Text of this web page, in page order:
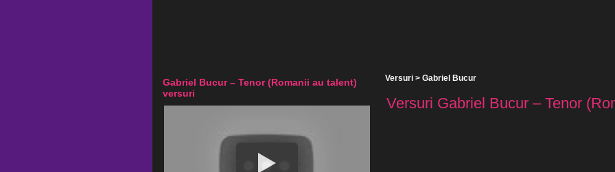
Versuri > Gabriel Bucur
Versuri Gabriel Bucur – Tenor
Gabriel Bucur – Tenor (Romanii au talent)
versuri